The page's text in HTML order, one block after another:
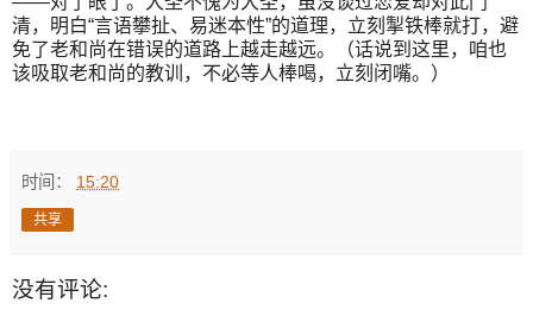
清，明白“言语攀扯、易迷本性”的道理，立刻掣铁棒就打，避
免了老和尚在错误的道路上越走越远。（话说到这里，咱也
该吸取老和尚的教训，不必等人棒喝，立刻闭嘴。）
时间： 15:20
共享
没有评论: